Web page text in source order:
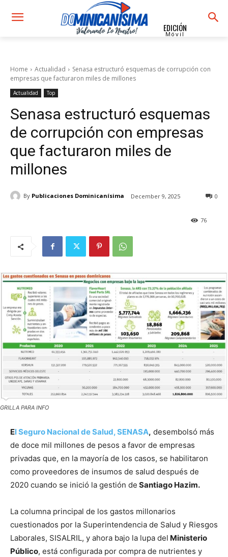
EDICIÓN
Móvil
Home Actualidad
Senasa estructuró esquemas de corrupción con
empresas que facturaron miles de millones
Actualidad Top
Senasa estructuró esquemas
de corrupción con empresas
que facturaron miles de
millones
By Publicaciones Dominicanísima December 9, 2025 0
76
GRILLA PARA INFO
El Seguro Nacional de Salud, SENASA, desembolsó más
de doce mil millones de pesos a favor de empresas
privadas que, en la mayoría de los casos, se habilitaron
como proveedores de insumos de salud después de
2020 cuando se inició la gestión de Santiago Hazim.
La columna principal de los gastos millonarios
cuestionados por la Superintendencia de Salud y Riesgos
Laborales, SISALRIL, y ahora bajo la lupa del Ministerio
Público, está configurada por compra de nutrientes y